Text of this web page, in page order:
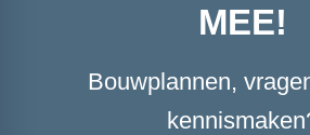
MEE!
Bouwplannen,